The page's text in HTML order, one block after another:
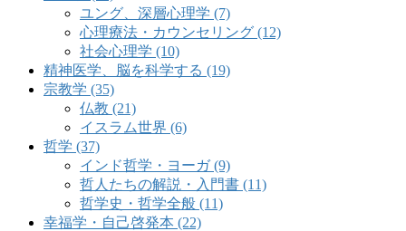
ユング、深層心理学 (7)
心理療法・カウンセリング (12)
社会心理学 (10)
精神医学、脳を科学する (19)
宗教学 (35)
仏教 (21)
イスラム世界 (6)
哲学 (37)
インド哲学・ヨーガ (9)
哲人たちの解説・入門書 (11)
哲学史・哲学全般 (11)
幸福学・自己啓発本 (22)